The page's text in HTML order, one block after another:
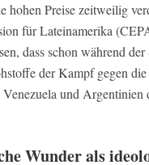
hohen Preise zeitweilig
für Lateinamerika
dass schon während der
der Kampf gegen
und Argentinien
Wunder als